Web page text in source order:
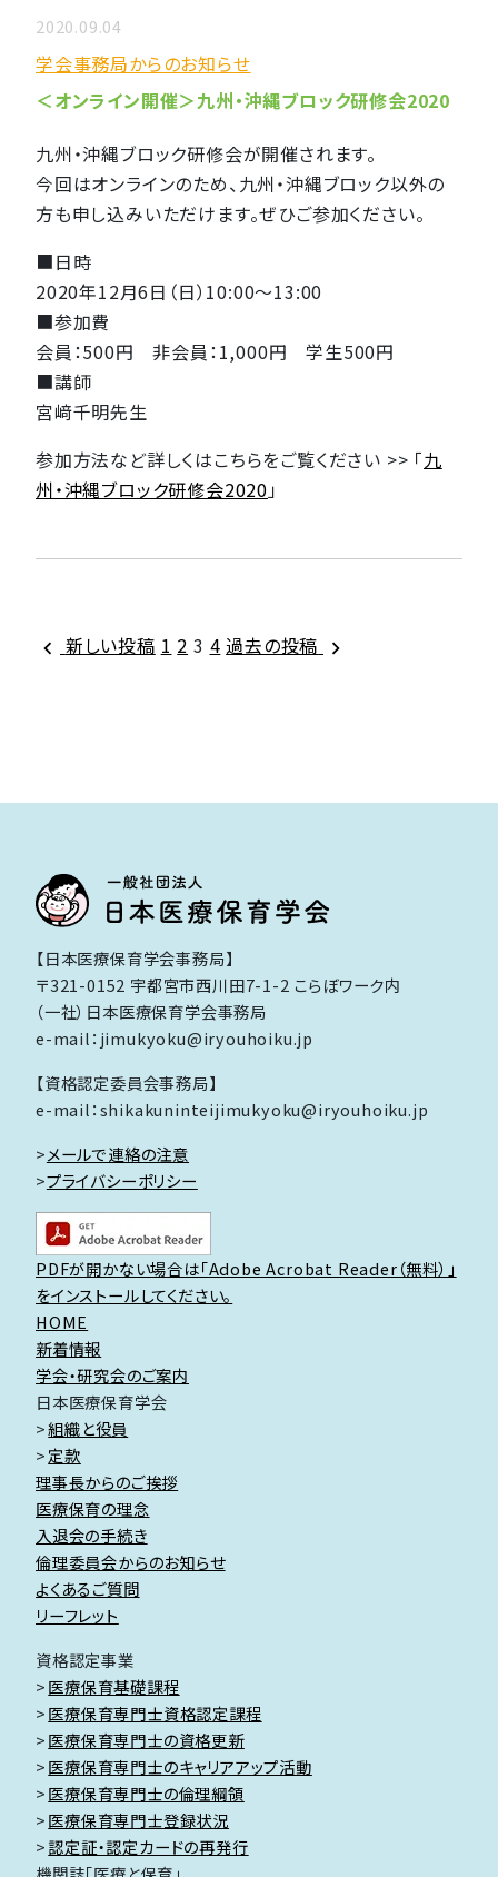
2020.09.04
学会事務局からのお知らせ
＜オンライン開催＞九州・沖縄ブロック研修会2020
九州・沖縄ブロック研修会が開催されます。
今回はオンラインのため、九州・沖縄ブロック以外の
方も申し込みいただけます。ぜひご参加ください。
■日時
2020年12月6日（日）10:00〜13:00
■参加費
会員：500円 非会員：1,000円 学生500円
■講師
宮﨑千明先生
参加方法など詳しくはこちらをご覧ください >> 「九
州・沖縄ブロック研修会2020」
投 新しい投稿 1 2 3 4 過去の投稿
【日本医療保育学会事務局】
〒321-0152 宇都宮市西川田7-1-2 こらぼワーク内
（一社）日本医療保育学会事務局
e-mail：jimukyoku@iryouhoiku.jp
【資格認定委員会事務局】
e-mail：shikakuninteijimukyoku@iryouhoiku.jp
>メールで連絡の注意
>プライバシーポリシー
PDFが開かない場合は「Adobe Acrobat Reader（無料）」
をインストールしてください。
HOME
新着情報
学会・研究会のご案内
日本医療保育学会
組織と役員
定款
理事長からのご挨拶
医療保育の理念
入退会の手続き
倫理委員会からのお知らせ
よくあるご質問
リーフレット
資格認定事業
医療保育基礎課程
医療保育専門士資格認定課程
医療保育専門士の資格更新
医療保育専門士のキャリアアップ活動
医療保育専門士の倫理綱領
医療保育専門士登録状況
認定証・認定カードの再発行